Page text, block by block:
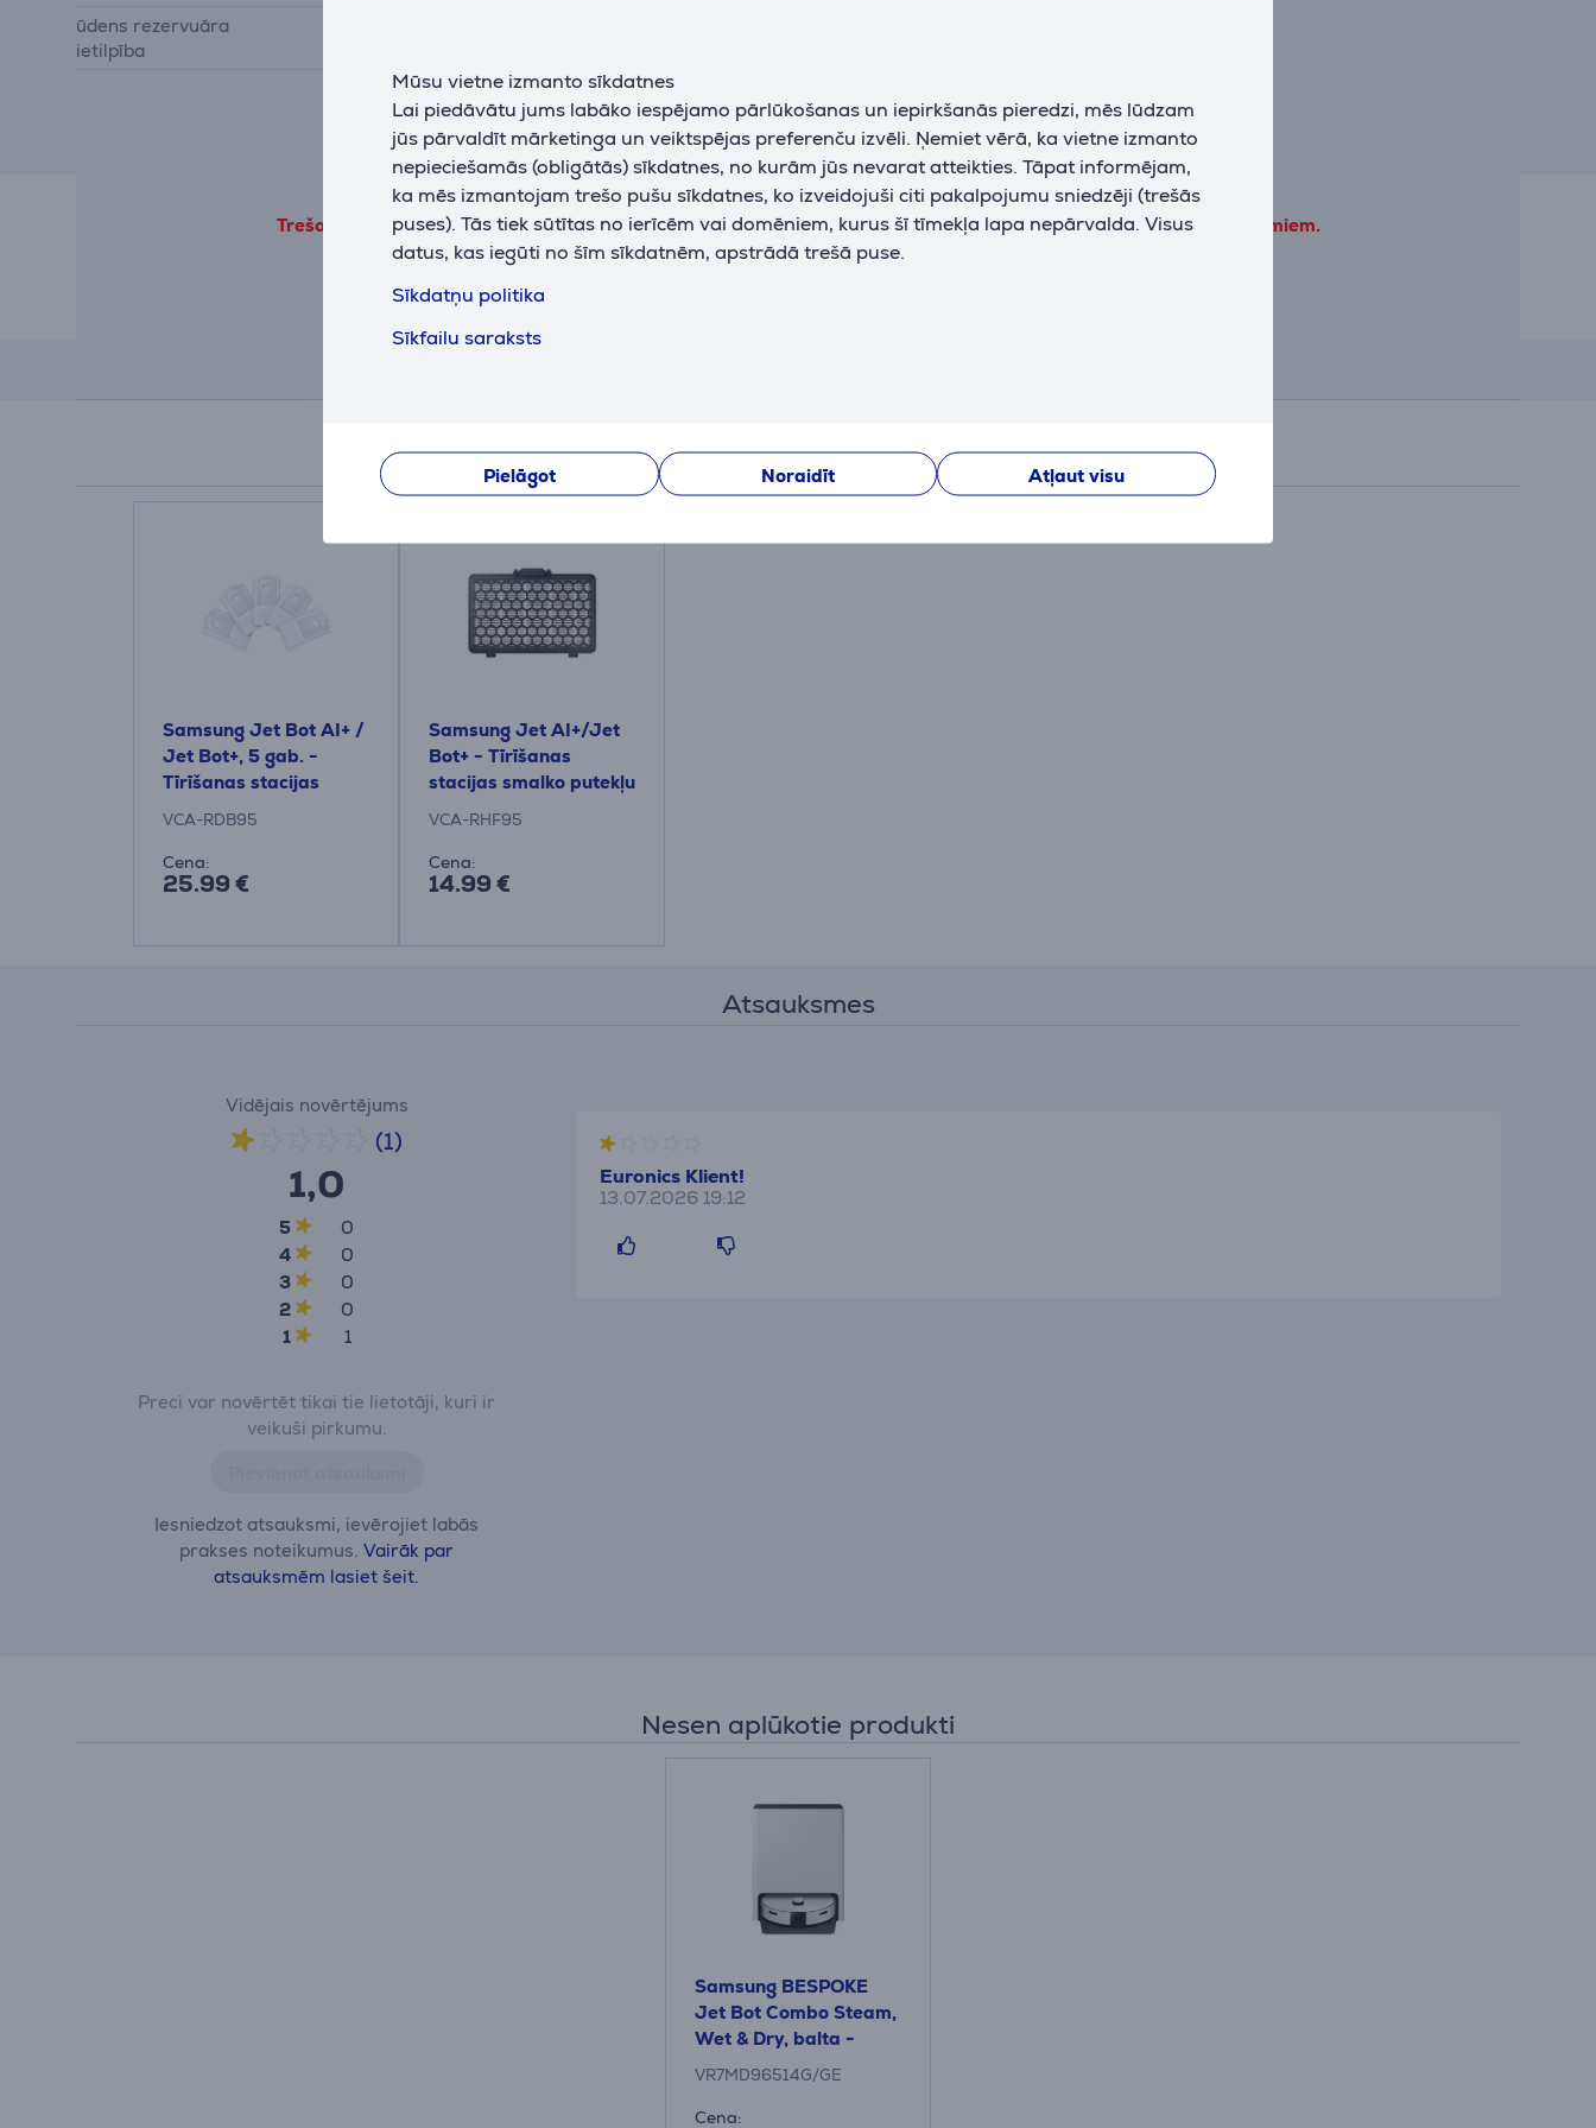
Mūsu vietne izmanto sīkdatnes
Lai piedāvātu jums labāko iespējamo pārlūkošanas un iepirkšanās pieredzi, mēs lūdzam
jūs pārvaldīt mārketinga un veiktspējas preferenču izvēli. Ņemiet vērā, ka vietne izmanto
nepieciešamās (obligātās) sīkdatnes, no kurām jūs nevarat atteikties. Tāpat informējam,
ka mēs izmantojam trešo pušu sīkdatnes, ko izveidojuši citi pakalpojumu sniedzēji (trešās
puses). Tās tiek sūtītas no ierīcēm vai domēniem, kurus šī tīmekļa lapa nepārvalda. Visus
datus, kas iegūti no šīm sīkdatnēm, apstrādā trešā puse.
Sīkdatņu politika
Sīkfailu saraksts
Pielāgot Noraidīt Atļaut visu
ūdens rezervuāra
ietilpība
Trešo pušu produkta informāciju var apskatīt tikai tad, ja piekrītat mūsu veiktspējas sīkdatņu lietošanas noteikumiem.
Saistītās preces
Samsung Jet Bot AI+ /
Jet Bot+, 5 gab. -
Tīrīšanas stacijas
putekļu maisiņi
VCA-RDB95
Cena:
25.99 €
Samsung Jet AI+/Jet
Bot+ - Tīrīšanas
stacijas smalko putekļu
filtrs robotam putekļu
VCA-RHF95
Cena:
14.99 €
Atsauksmes
Vidējais novērtējums
(1)
1,0
5
0
4
0
3
0
2
0
1
1
Preci var novērtēt tikai tie lietotāji, kuri ir
veikuši pirkumu.
Iesniedzot atsauksmi, ievērojiet labās
prakses noteikumus.Vairāk par
atsauksmēm lasiet šeit.
Euronics Klient!
13.07.2026 19:12
Nesen aplūkotie produkti
Samsung BESPOKE
Jet Bot Combo Steam,
Wet & Dry, balta -
Robots putekļu sūcējs
VR7MD96514G/GE
Cena: